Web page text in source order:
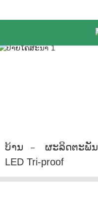
ບ້ານ ຜະລິດຕະພັນ
LED Tri-proof